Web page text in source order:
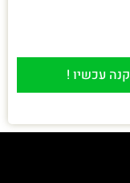
קנה עכשיו !